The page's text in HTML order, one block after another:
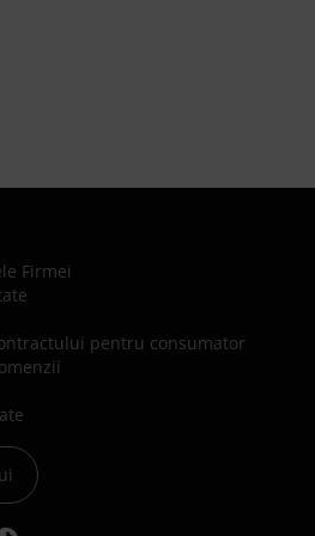
Firmei
pentru consumator